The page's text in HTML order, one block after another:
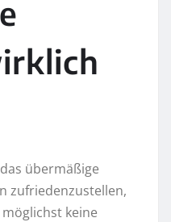
übermäßige
zufriedenzustellen,
keine